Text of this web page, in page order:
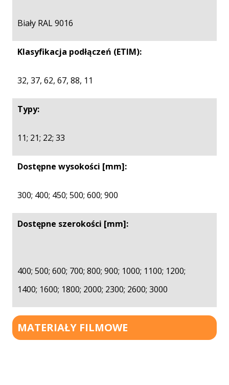
Biały RAL 9016
Klasyfikacja podłączeń (ETIM):
32, 37, 62, 67, 88, 11
Typy:
11; 21; 22; 33
Dostępne wysokości [mm]:
300; 400; 450; 500; 600; 900
Dostępne szerokości [mm]:
400; 500; 600; 700; 800; 900; 1000; 1100; 1200;
1400; 1600; 1800; 2000; 2300; 2600; 3000
MATERIAŁY FILMOWE